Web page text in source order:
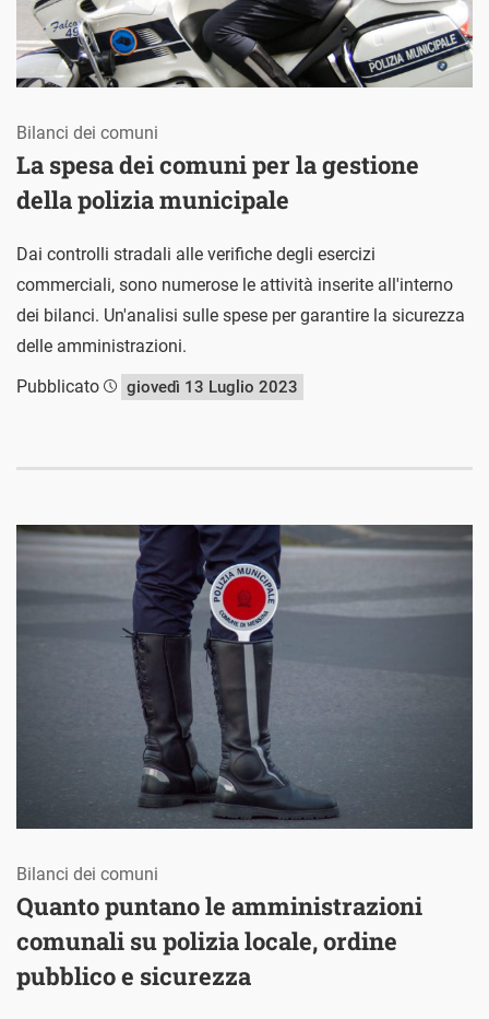
La spesa dei comuni per la gestione
della polizia municipale
Bilanci dei comuni
Dai controlli stradali alle verifiche degli esercizi
commerciali, sono numerose le attività inserite all'interno
dei bilanci. Un'analisi sulle spese per garantire la sicurezza
delle amministrazioni.
Pubblicato
giovedì 13 Luglio 2023
Quanto puntano le amministrazioni
comunali su polizia locale, ordine
pubblico e sicurezza
Bilanci dei comuni